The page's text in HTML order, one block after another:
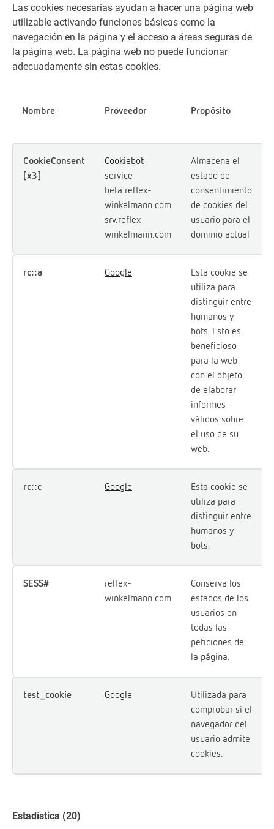
Las cookies necesarias ayudan a hacer una página web
utilizable activando funciones básicas como la
navegación en la página y el acceso a áreas seguras de
la página web. La página web no puede funcionar
adecuadamente sin estas cookies.
Nombre Proveedor Propósito
CookieConsent
[x3]
Cookiebot
service-
beta.reflex-
winkelmann.com
srv.reflex-
winkelmann.com
Almacena el
estado de
consentimiento
de cookies del
usuario para el
dominio actual
rc::a Google
Esta cookie se
utiliza para
distinguir entre
humanos y
bots. Esto es
beneficioso
para la web
con el objeto
de elaborar
informes
válidos sobre
el uso de su
web.
rc::c Google
Esta cookie se
utiliza para
distinguir entre
humanos y
bots.
SESS#
reflex-
winkelmann.com
Conserva los
estados de los
usuarios en
todas las
peticiones de
la página.
test_cookie Google
Utilizada para
comprobar si el
navegador del
usuario admite
cookies.
Estadística (20)